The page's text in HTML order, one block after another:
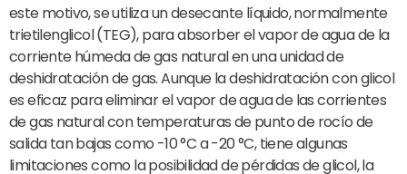
este motivo, se utiliza un desecante líquido, normalmente
trietilenglicol (TEG), para absorber el vapor de agua de la
corriente húmeda de gas natural en una unidad de
deshidratación de gas. Aunque la deshidratación con glicol
es eficaz para eliminar el vapor de agua de las corrientes
de gas natural con temperaturas de punto de rocío de
salida tan bajas como -10 °C a -20 °C, tiene algunas
limitaciones como la posibilidad de pérdidas de glicol, la